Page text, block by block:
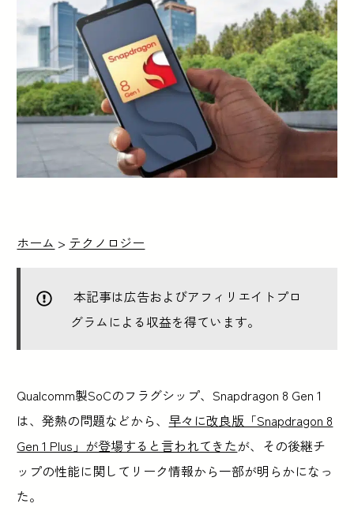
ホーム > テクノロジー
本記事は広告およびアフィリエイトプロ
グラムによる収益を得ています。
Qualcomm製SoCのフラグシップ、Snapdragon 8 Gen 1
は、発熱の問題などから、 早々に改良版「Snapdragon 8
Gen 1 Plus」が登場すると言われてきたが、その後継チ
ップの性能に関してリーク情報から一部が明らかになっ
た。